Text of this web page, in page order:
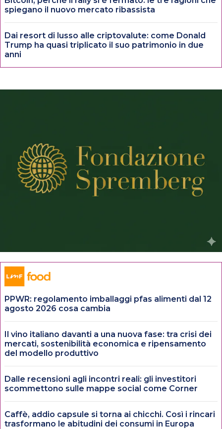
spiegano il nuovo mercato ribassista
Dai resort di lusso alle criptovalute: come Donald
Trump ha quasi triplicato il suo patrimonio in due
anni
PPWR: regolamento imballaggi pfas alimenti dal 12
agosto 2026 cosa cambia
Il vino italiano davanti a una nuova fase: tra crisi dei
mercati, sostenibilità economica e ripensamento
del modello produttivo
Dalle recensioni agli incontri reali: gli investitori
scommettono sulle mappe social come Corner
Caffè, addio capsule si torna ai chicchi. Così i rincari
trasformano le abitudini dei consumi in Europa